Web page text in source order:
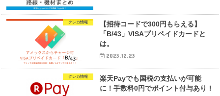
クレカ情報
【招待コードで300円もらえる】
「B/43」VISAプリペイドカードと
は。
2023.12.23
クレカ情報
楽天Payでも国税の支払いが可能
に！手数料0円でポイント付与あり！